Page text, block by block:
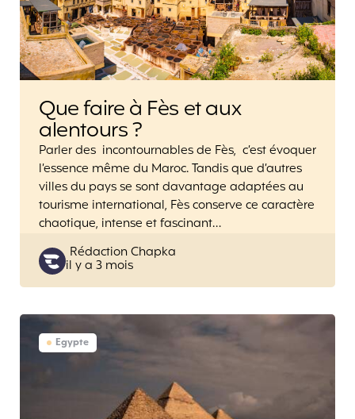
Que faire à Fès et aux
alentours ?
Parler des incontournables de Fès, c’est évoquer
l’essence même du Maroc. Tandis que d’autres
villes du pays se sont davantage adaptées au
tourisme international, Fès conserve ce caractère
chaotique, intense et fascinant…
Posted
by
Rédaction Chapka
il y a 3 mois
Egypte